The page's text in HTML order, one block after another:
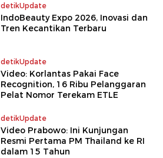
detikUpdate
IndoBeauty Expo 2026, Inovasi dan
Tren Kecantikan Terbaru
detikUpdate
Video: Korlantas Pakai Face
Recognition, 16 Ribu Pelanggaran
Pelat Nomor Terekam ETLE
detikUpdate
Video Prabowo: Ini Kunjungan
Resmi Pertama PM Thailand ke RI
dalam 15 Tahun